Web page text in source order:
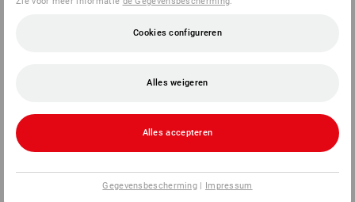
Cookies configureren
Alles weigeren
Alles accepteren
Gegevensbescherming | Impressum